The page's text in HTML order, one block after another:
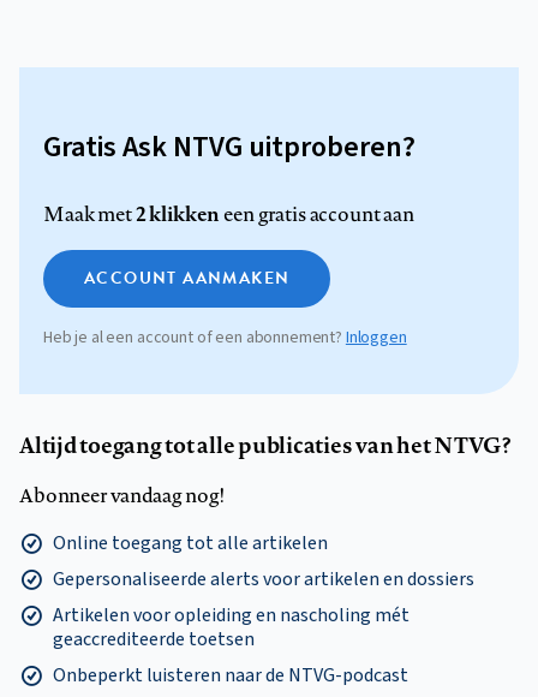
Gratis Ask NTVG uitproberen?
Maak met2 klikkeneen gratis account aan
ACCOUNT AANMAKEN
Heb je al een account of een abonnement?Inloggen
Altijd toegang tot alle publicaties van het NTVG?
Abonneer vandaag nog!
Online toegang tot alle artikelen
Gepersonaliseerde alerts voor artikelen en dossiers
Artikelen voor opleiding en nascholing mét
geaccrediteerde toetsen
Onbeperkt luisteren naar de NTVG-podcast